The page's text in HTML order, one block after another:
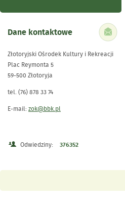
Dane kontaktowe
Złotoryjski Ośrodek Kultury i Rekreacji
Plac Reymonta 5
59-500 Złotoryja
tel. (76) 878 33 74
E-mail: zok@bbk.pl
Odwiedziny: 376352
Menu Stopka